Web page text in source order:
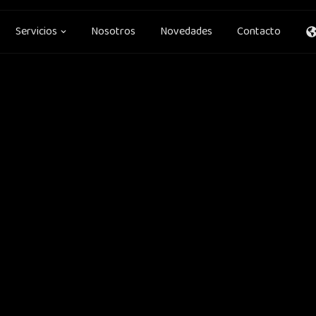
Soluciones
Servicios Open Servicios
Nosotros Novedades Contacto